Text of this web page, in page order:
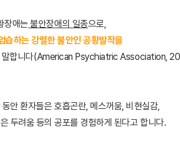
장애는 불안장애의 일종으로,
습하는 강렬한 불안인공황발작을
말합니다(American Psychiatric Association,
안 환자들은 호흡곤란, 메스꺼움, 비현실감,
두려움 등의 공포를 경험하게 된다고 합니다.